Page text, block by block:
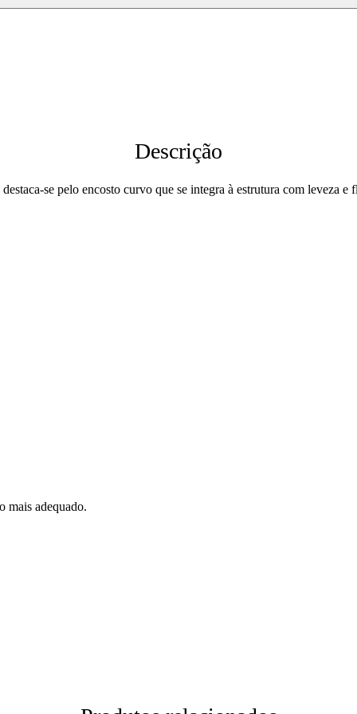
Descrição
se pelo encosto curvo que se integra à estrutura com leveza
mais adequado.